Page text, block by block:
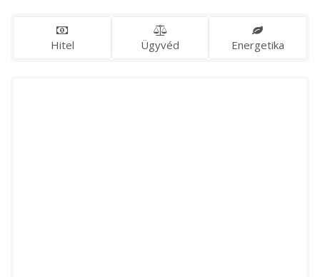
Hitel Ügyvéd Energetika